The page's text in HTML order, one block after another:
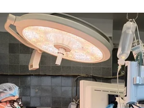
кардіохірурги пересадили серце 12-
Дитяча лікарня Святого Миколая / Facebook
серце 12-річному Назару
дитячою трансплантацією
об'єднанні Львова та
2023 році йому діагностували
— легені тоді працювали лише